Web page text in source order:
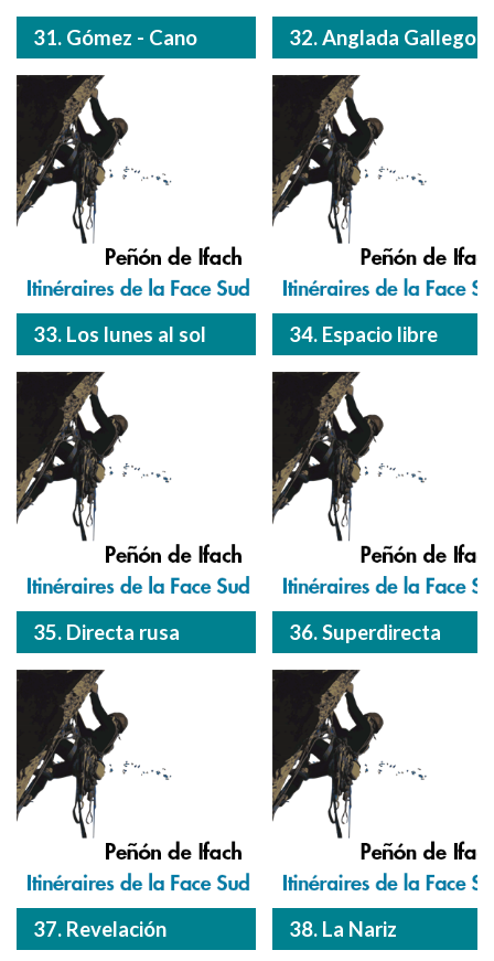
31. Gómez - Cano 32. Anglada Gallego
33. Los lunes al sol 34. Espacio libre
35. Directa rusa 36. Superdirecta
37. Revelación 38. La Nariz